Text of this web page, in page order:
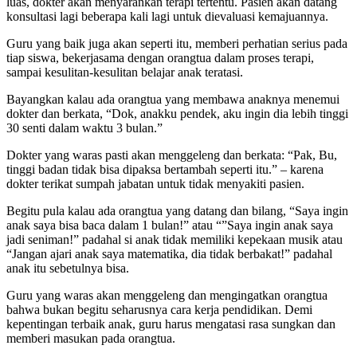
konsultasi lagi beberapa kali lagi untuk dievaluasi kemajuannya.
Guru yang baik juga akan seperti itu, memberi perhatian serius pada
tiap siswa, bekerjasama dengan orangtua dalam proses terapi,
sampai kesulitan-kesulitan belajar anak teratasi.
Bayangkan kalau ada orangtua yang membawa anaknya menemui
dokter dan berkata, “Dok, anakku pendek, aku ingin dia lebih tinggi
30 senti dalam waktu 3 bulan.”
Dokter yang waras pasti akan menggeleng dan berkata: “Pak, Bu,
tinggi badan tidak bisa dipaksa bertambah seperti itu.” – karena
dokter terikat sumpah jabatan untuk tidak menyakiti pasien.
Begitu pula kalau ada orangtua yang datang dan bilang, “Saya ingin
anak saya bisa baca dalam 1 bulan!” atau “”Saya ingin anak saya
jadi seniman!” padahal si anak tidak memiliki kepekaan musik atau
“Jangan ajari anak saya matematika, dia tidak berbakat!” padahal
anak itu sebetulnya bisa.
Guru yang waras akan menggeleng dan mengingatkan orangtua
bahwa bukan begitu seharusnya cara kerja pendidikan. Demi
kepentingan terbaik anak, guru harus mengatasi rasa sungkan dan
memberi masukan pada orangtua.